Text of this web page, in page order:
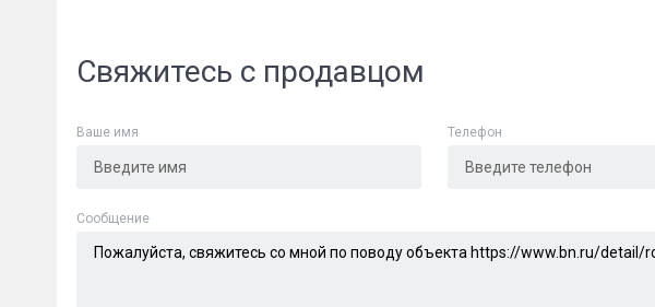
Свяжитесь с продавцом
Ваше имя Телефон
Cообщение